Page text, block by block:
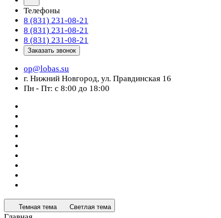
Телефоны
8 (831) 231-08-21
8 (831) 231-08-21
8 (831) 231-08-21
Заказать звонок
op@lobas.su
г. Нижний Новгород, ул. Правдинская 16
Пн - Пт: с 8:00 до 18:00
Темная тема Светлая тема